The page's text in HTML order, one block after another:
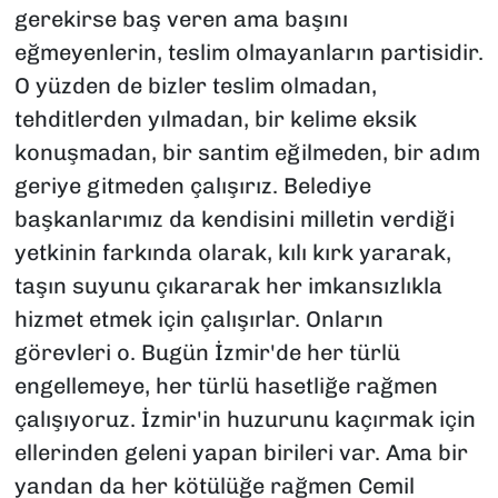
gerekirse baş veren ama başını
eğmeyenlerin, teslim olmayanların partisidir.
O yüzden de bizler teslim olmadan,
tehditlerden yılmadan, bir kelime eksik
konuşmadan, bir santim eğilmeden, bir adım
geriye gitmeden çalışırız. Belediye
başkanlarımız da kendisini milletin verdiği
yetkinin farkında olarak, kılı kırk yararak,
taşın suyunu çıkararak her imkansızlıkla
hizmet etmek için çalışırlar. Onların
görevleri o. Bugün İzmir'de her türlü
engellemeye, her türlü hasetliğe rağmen
çalışıyoruz. İzmir'in huzurunu kaçırmak için
ellerinden geleni yapan birileri var. Ama bir
yandan da her kötülüğe rağmen Cemil